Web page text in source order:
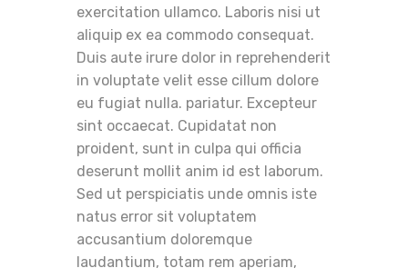
exercitation ullamco. Laboris nisi ut
aliquip ex ea commodo consequat.
Duis aute irure dolor in reprehenderit
in voluptate velit esse cillum dolore
eu fugiat nulla. pariatur. Excepteur
sint occaecat. Cupidatat non
proident, sunt in culpa qui officia
deserunt mollit anim id est laborum.
Sed ut perspiciatis unde omnis iste
natus error sit voluptatem
accusantium doloremque
laudantium, totam rem aperiam,